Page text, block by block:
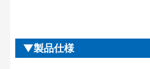
製品仕様